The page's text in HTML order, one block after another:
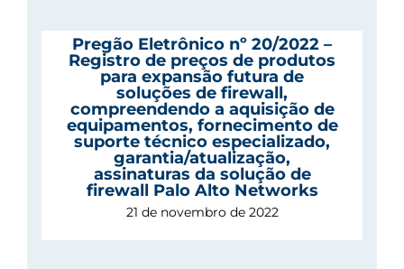
Pregão Eletrônico nº 20/2022 –
Registro de preços de produtos
para expansão futura de
soluções de firewall,
compreendendo a aquisição de
equipamentos, fornecimento de
suporte técnico especializado,
garantia/atualização,
assinaturas da solução de
firewall Palo Alto Networks
21 de novembro de 2022